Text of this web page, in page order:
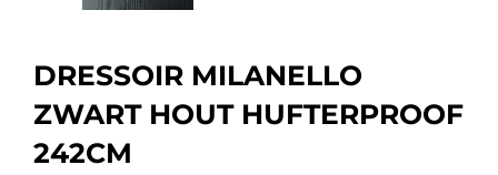
DRESSOIR MILANELLO
ZWART HOUT HUFTERPROOF
242CM